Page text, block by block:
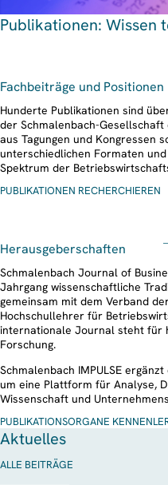
Publikationen: Wissen
Fachbeiträge und Positionen
Hunderte Publikationen sind
der Schmalenbach-
aus Tagungen und Kongressen
unterschiedlichen Formaten
Spektrum der
PUBLIKATIONEN RECHERCHIEREN
Herausgeberschaften
Schmalenbach Journal of
Jahrgang wissenschaftliche
gemeinsam mit dem Verband
Hochschullehrer für
internationale Journal steht für
Forschung.
Schmalenbach IMPULSE
um eine Plattform für Analyse,
Wissenschaft und
PUBLIKATIONSORGANE
Aktuelles
ALLE BEITRÄGE